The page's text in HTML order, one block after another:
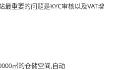
重要的问题是KYC审核以及VAT增
㎡的仓储空间,自动